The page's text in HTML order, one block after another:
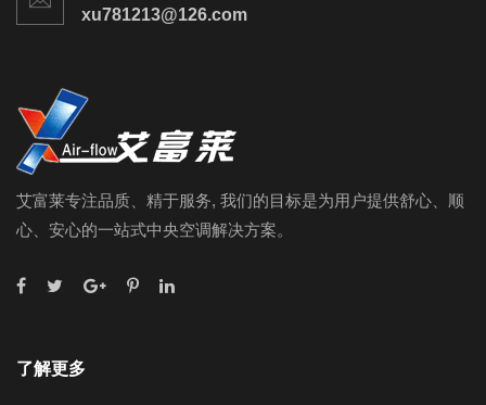
xu781213@126.com
艾富莱专注品质、精于服务, 我们的目标是为用户提供舒心、顺
心、安心的一站式中央空调解决方案。
了解更多